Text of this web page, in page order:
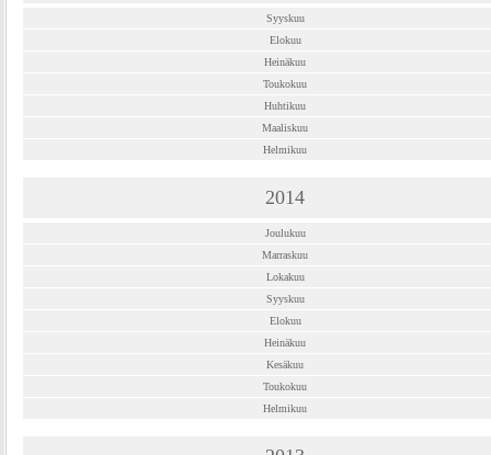
Syyskuu
Elokuu
Heinäkuu
Toukokuu
Huhtikuu
Maaliskuu
Helmikuu
2014
Joulukuu
Marraskuu
Lokakuu
Syyskuu
Elokuu
Heinäkuu
Kesäkuu
Toukokuu
Helmikuu